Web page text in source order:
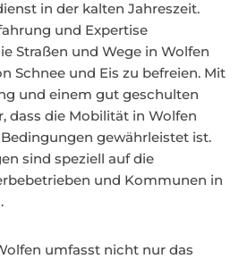
in der kalten Jahreszeit.
und Expertise
Straßen und Wege in Wolfen
Schnee und Eis zu befreien. Mit
und einem gut geschulten
dass die Mobilität in Wolfen
gewährleistet ist.
sind speziell auf die
und Kommunen in
umfasst nicht nur das